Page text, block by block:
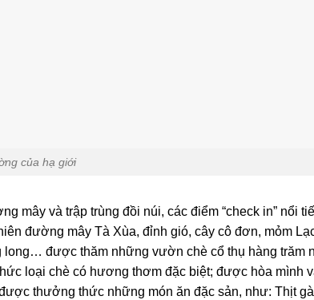
của hạ giới
mây và trập trùng đồi núi, các điểm “check in” nổi
đường mây Tà Xùa, đỉnh gió, cây cô đơn, mỏm
long… được thăm những vườn chè cổ thụ hàng trăm
loại chè có hương thơm đặc biệt; được hòa mình
thưởng thức những món ăn đặc sản, như: Thịt